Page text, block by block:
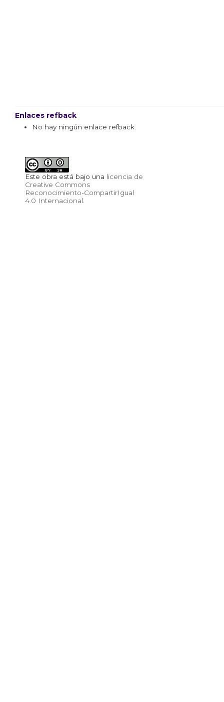
Enlaces refback
No hay ningún enlace refback.
Este obra está bajo una licencia de
Creative Commons
Reconocimiento-CompartirIgual
4.0 Internacional